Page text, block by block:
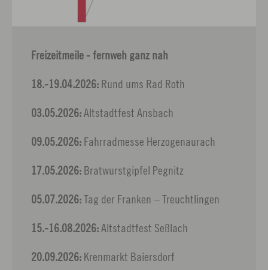
Freizeitmeile - fernweh ganz nah
18.-19.04.2026: Rund ums Rad Roth
03.05.2026:Altstadtfest Ansbach
09.05.2026: Fahrradmesse Herzogenaurach
17.05.2026: Bratwurstgipfel Pegnitz
05.07.2026:Tag der Franken – Treuchtlingen
15.-16.08.2026:Altstadtfest Seßlach
20.09.2026: Krenmarkt Baiersdorf